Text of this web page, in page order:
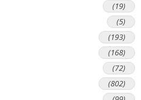
(19)
(5)
(193)
(168)
(72)
(802)